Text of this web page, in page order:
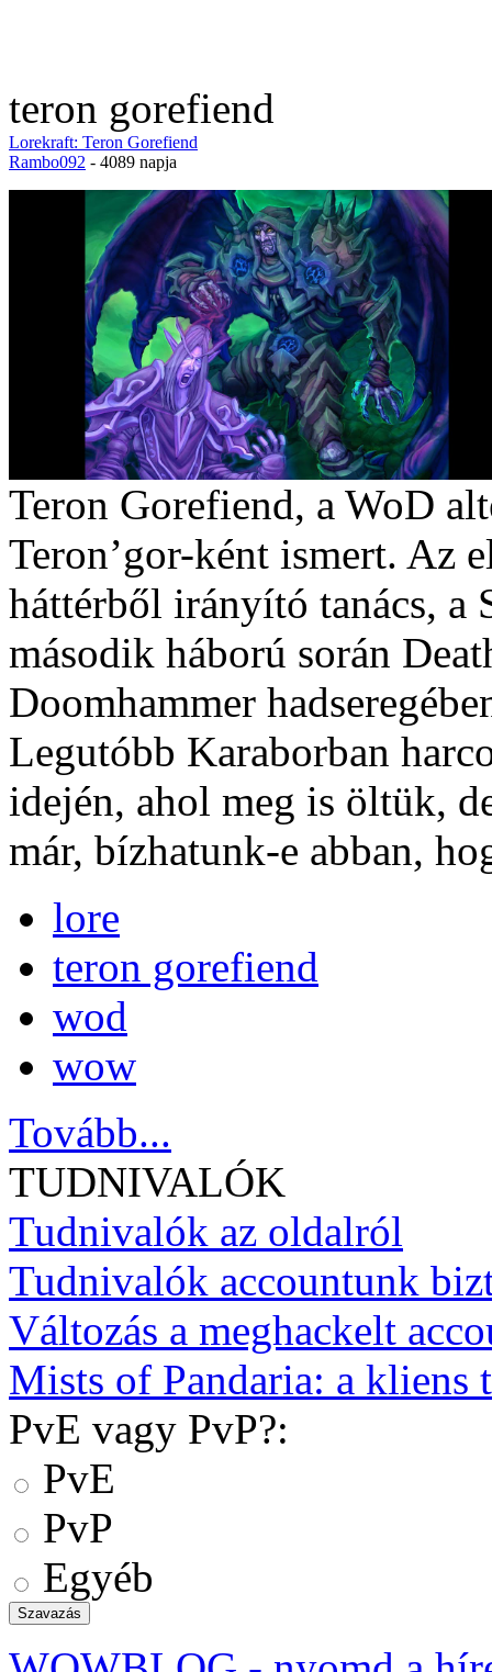
teron gorefiend
Lorekraft: Teron Gorefiend
Rambo092 - 4089 napja
Teron Gorefiend, a WoD
Teron’gor-ként ismert. Az
háttérből irányító tanács,
második háború során
Doomhammer
Legutóbb Karaborban
idején, ahol meg is öltük,
már, bízhatunk-e abban,
lore
teron gorefiend
wod
wow
Tovább...
TUDNIVALÓK
Tudnivalók az oldalról
Tudnivalók accountunk
Változás a meghackelt
Mists of Pandaria: a kliens
PvE vagy PvP?:
PvE
PvP
Egyéb